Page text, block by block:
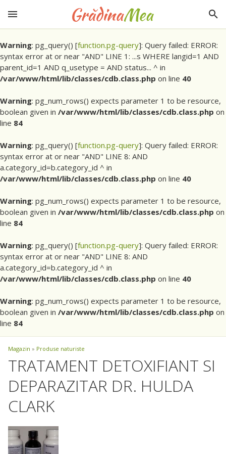
Warning: pg_query() [function.pg-query]: Query failed: ERROR:
syntax error at or near "AND" LINE 1: ...s WHERE langid=1 AND
parent_id=1 AND q_usetype = AND status... ^ in
/var/www/html/lib/classes/cdb.class.php on line 40
Warning: pg_num_rows() expects parameter 1 to be resource,
boolean given in /var/www/html/lib/classes/cdb.class.php on
line 84
Warning: pg_query() [function.pg-query]: Query failed: ERROR:
syntax error at or near "AND" LINE 8: AND
a.category_id=b.category_id ^ in
/var/www/html/lib/classes/cdb.class.php on line 40
Warning: pg_num_rows() expects parameter 1 to be resource,
boolean given in /var/www/html/lib/classes/cdb.class.php on
line 84
Warning: pg_query() [function.pg-query]: Query failed: ERROR:
syntax error at or near "AND" LINE 8: AND
a.category_id=b.category_id ^ in
/var/www/html/lib/classes/cdb.class.php on line 40
Warning: pg_num_rows() expects parameter 1 to be resource,
boolean given in /var/www/html/lib/classes/cdb.class.php on
line 84
Magazin » Produse naturiste
TRATAMENT DETOXIFIANT SI
DEPARAZITAR DR. HULDA
CLARK